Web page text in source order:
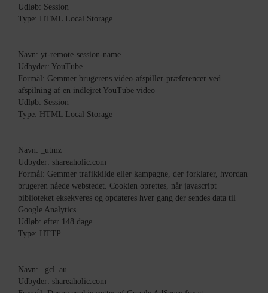
Udløb: Session
Type: HTML Local Storage
Navn: yt-remote-session-name
Udbyder: YouTube
Formål: Gemmer brugerens video-afspiller-præferencer ved
afspilning af en indlejret YouTube video
Udløb: Session
Type: HTML Local Storage
Navn: _utmz
Udbyder: shareaholic.com
Formål: Gemmer trafikkilde eller kampagne, der forklarer, hvordan
brugeren nåede webstedet. Cookien oprettes, når javascript
biblioteket eksekveres og opdateres hver gang der sendes data til
Google Analytics.
Udløb: efter 148 dage
Type: HTTP
Navn: _gcl_au
Udbyder: shareaholic.com